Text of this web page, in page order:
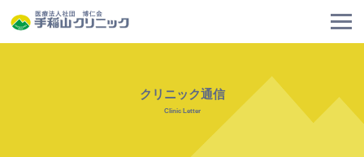
クリニック通信
Clinic Letter